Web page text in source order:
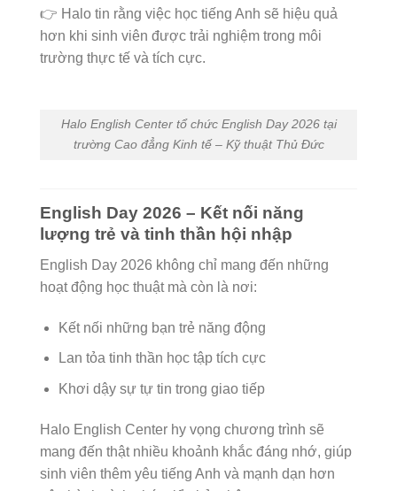
👉 Halo tin rằng việc học tiếng Anh sẽ hiệu quả
hơn khi sinh viên được trải nghiệm trong môi
trường thực tế và tích cực.
Halo English Center tổ chức English Day 2026 tại
trường Cao đẳng Kinh tế – Kỹ thuật Thủ Đức
English Day 2026 – Kết nối năng
lượng trẻ và tinh thần hội nhập
English Day 2026 không chỉ mang đến những
hoạt động học thuật mà còn là nơi:
Kết nối những bạn trẻ năng động
Lan tỏa tinh thần học tập tích cực
Khơi dậy sự tự tin trong giao tiếp
Halo English Center hy vọng chương trình sẽ
mang đến thật nhiều khoảnh khắc đáng nhớ, giúp
sinh viên thêm yêu tiếng Anh và mạnh dạn hơn